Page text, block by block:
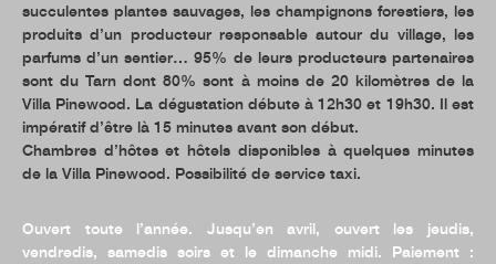
succulentes plantes sauvages, les champignons forestiers, les
produits d’un producteur responsable autour du village, les
parfums d’un sentier… 95% de leurs producteurs partenaires
sont du Tarn dont 80% sont à moins de 20 kilomètres de la
Villa Pinewood. La dégustation débute à 12h30 et 19h30. Il est
impératif d’être là 15 minutes avant son début.
Chambres d’hôtes et hôtels disponibles à quelques minutes
de la Villa Pinewood. Possibilité de service taxi.
Ouvert toute l’année. Jusqu’en avril, ouvert les jeudis,
vendredis, samedis soirs et le dimanche midi.
Paiement :